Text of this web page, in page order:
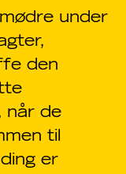
under
den
når de
til
er